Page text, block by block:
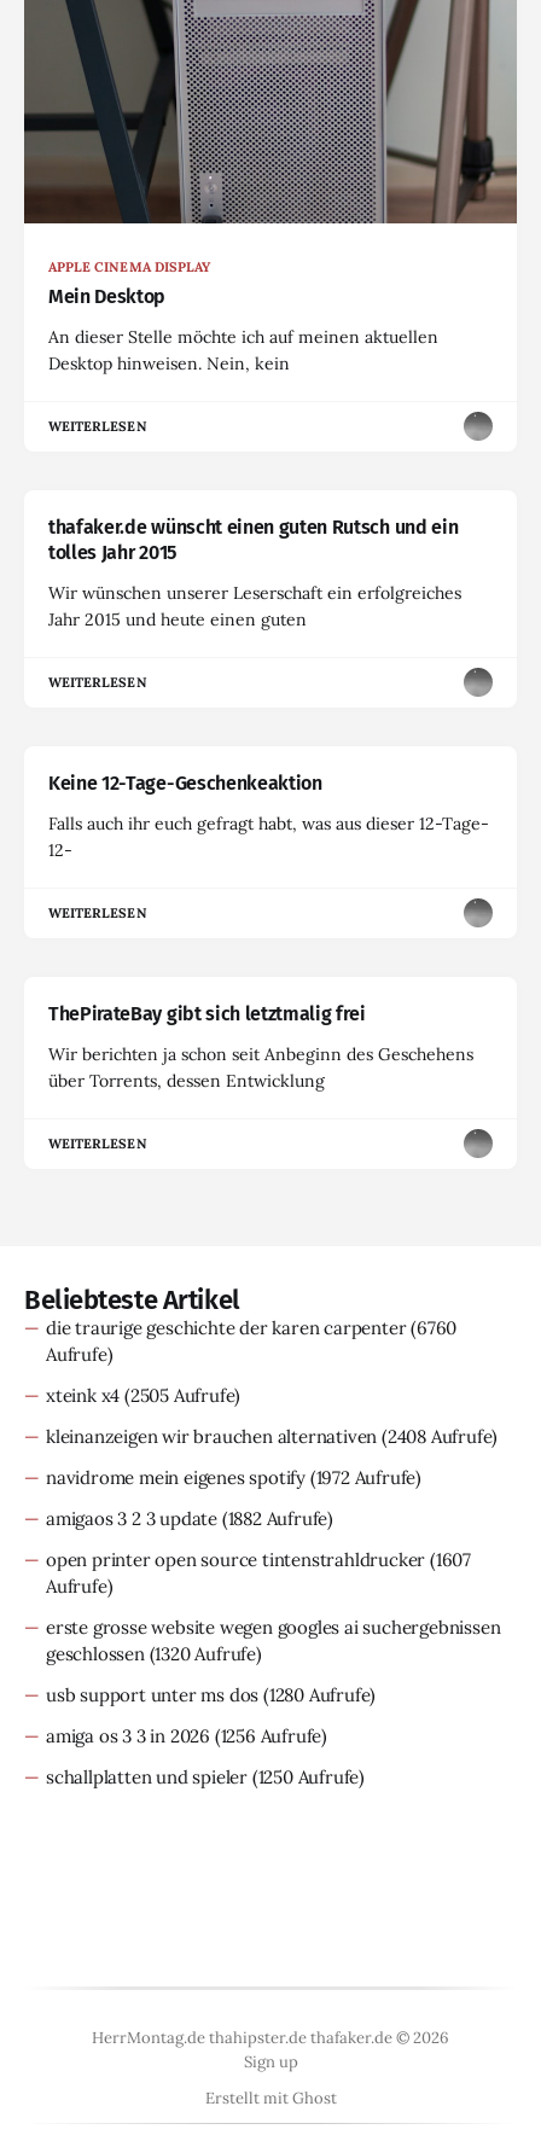
APPLE CINEMA DISPLAY
Mein Desktop
An dieser Stelle möchte ich auf meinen aktuellen
Desktop hinweisen. Nein, kein
WEITERLESEN
thafaker.de wünscht einen guten Rutsch und ein
tolles Jahr 2015
Wir wünschen unserer Leserschaft ein erfolgreiches
Jahr 2015 und heute einen guten
WEITERLESEN
Keine 12-Tage-Geschenkeaktion
Falls auch ihr euch gefragt habt, was aus dieser 12-Tage-
12-
WEITERLESEN
ThePirateBay gibt sich letztmalig frei
Wir berichten ja schon seit Anbeginn des Geschehens
über Torrents, dessen Entwicklung
WEITERLESEN
Beliebteste Artikel
die traurige geschichte der karen carpenter(6760
Aufrufe)
xteink x4 (2505 Aufrufe)
kleinanzeigen wir brauchen alternativen (2408 Aufrufe)
navidrome mein eigenes spotify (1972 Aufrufe)
amigaos 3 2 3 update (1882 Aufrufe)
open printer open source tintenstrahldrucker (1607
Aufrufe)
erste grosse website wegen googles ai suchergebnissen
geschlossen (1320 Aufrufe)
usb support unter ms dos (1280 Aufrufe)
amiga os 3 3 in 2026 (1256 Aufrufe)
schallplatten und spieler (1250 Aufrufe)
HerrMontag.de thahipster.de thafaker.de © 2026
Sign up
Erstellt mitGhost